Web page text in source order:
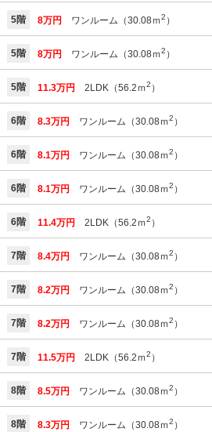
5階 8万円 ワンルーム（30.08ｍ2 ）
5階 8万円 ワンルーム（30.08ｍ2 ）
5階 11.3万円 2LDK（56.2ｍ2 ）
6階 8.3万円 ワンルーム（30.08ｍ2 ）
6階 8.1万円 ワンルーム（30.08ｍ2 ）
6階 8.1万円 ワンルーム（30.08ｍ2 ）
6階 11.4万円 2LDK（56.2ｍ2 ）
7階 8.4万円 ワンルーム（30.08ｍ2 ）
7階 8.2万円 ワンルーム（30.08ｍ2 ）
7階 8.2万円 ワンルーム（30.08ｍ2 ）
7階 11.5万円 2LDK（56.2ｍ2 ）
8階 8.5万円 ワンルーム（30.08ｍ2 ）
8階 8.3万円 ワンルーム（30.08ｍ2 ）